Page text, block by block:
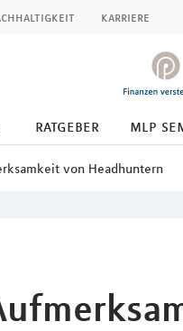
karriere
ratgeber mlp
von Headhuntern